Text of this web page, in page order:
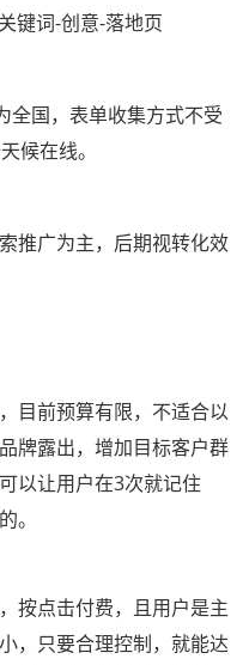
词-创意-落地页
国，表单收集方式不受
候在线。
广为主，后期视转化效
前预算有限，不适合以
牌露出，增加目标客户群
以让用户在3次就记住
。
点击付费，且用户是主
，只要合理控制，就能达